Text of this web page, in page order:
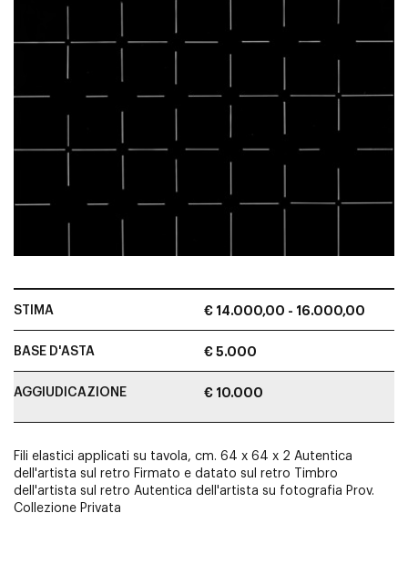
STIMA € 14.000,00 - 16.000,00
BASE D'ASTA € 5.000
AGGIUDICAZIONE € 10.000
Fili elastici applicati su tavola, cm. 64 x 64 x 2 Autentica
dell'artista sul retro Firmato e datato sul retro Timbro
dell'artista sul retro Autentica dell'artista su fotografia Prov.
Collezione Privata